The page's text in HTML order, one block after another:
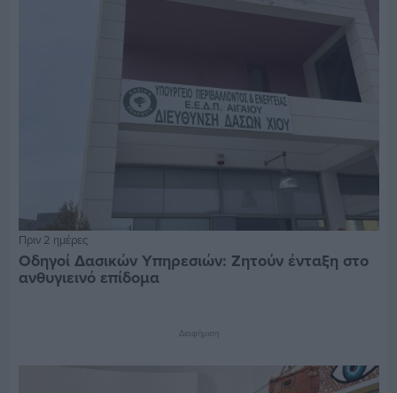
Πριν 2 ημέρες
Οδηγοί Δασικών Υπηρεσιών: Ζητούν ένταξη στο
ανθυγιεινό επίδομα
Διαφήμιση